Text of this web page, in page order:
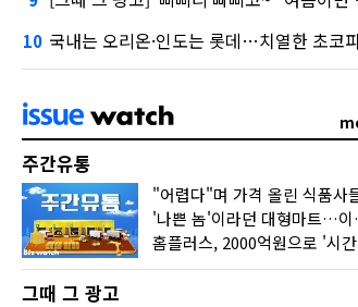
10 국내는 오리온·인도는 롯데…치열한 초코파이 대
주간유통
'나쁜
그때 그 광고